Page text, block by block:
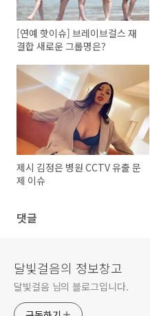
[연예 핫이슈] 브레이브걸스 재
결합 새로운 그룹명은?
제시 김정은 병원 CCTV 유출 문
제 이슈
댓글
달빛걸음의 정보창고
달빛걸음 님의 블로그입니다.